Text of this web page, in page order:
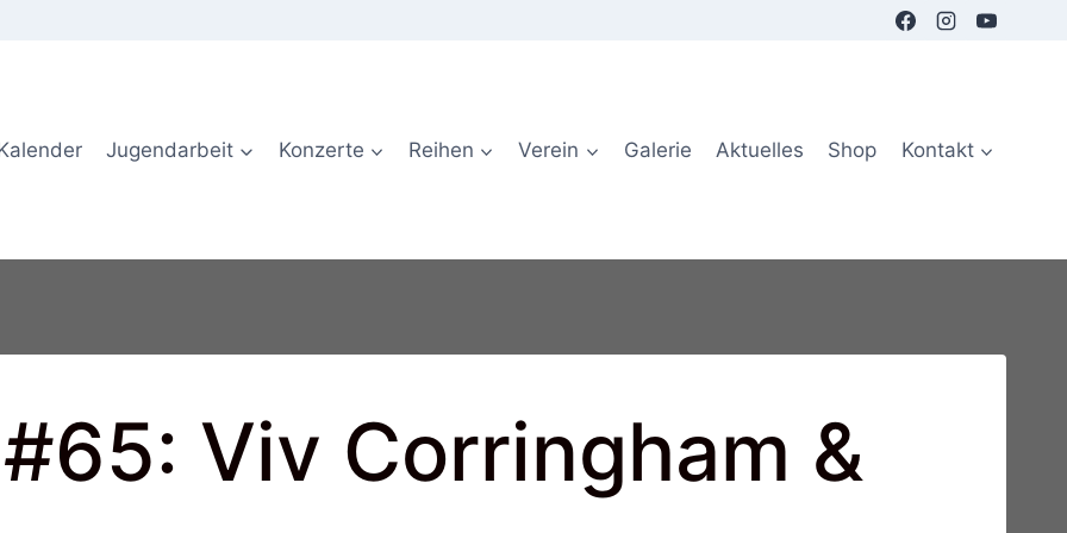
Jugendarbeit Konzerte Reihen Verein Galerie Aktuelles Shop Kontakt
Viv Corringham &